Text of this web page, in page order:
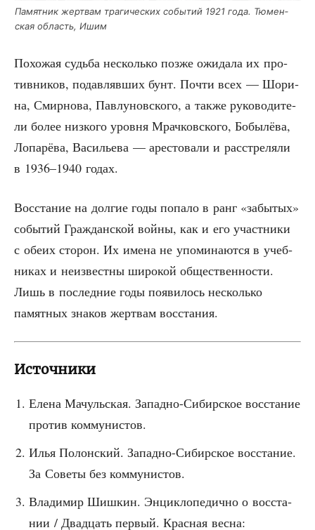
Памят­ник жерт­вам тра­ги­че­ских собы­тий 1921 года. Тюмен­
ская область, Ишим
Похо­жая судь­ба несколь­ко поз­же ожи­да­ла их про­
тив­ни­ков, подав­ляв­ших бунт. Почти всех — Шори­
на, Смир­но­ва, Пав­лу­нов­ско­го, а так­же руко­во­ди­те­
ли более низ­ко­го уров­ня Мрач­ков­ско­го, Бобы­лё­ва,
Лопа­рё­ва, Васи­лье­ва — аре­сто­ва­ли и рас­стре­ля­ли
в 1936–1940 годах.
Вос­ста­ние на дол­гие годы попа­ло в ранг «забы­тых»
собы­тий Граж­дан­ской вой­ны, как и его участ­ни­ки
с обе­их сто­рон. Их име­на не упо­ми­на­ют­ся в учеб­
ни­ках и неиз­вест­ны широ­кой обще­ствен­но­сти.
Лишь в послед­ние годы появи­лось несколь­ко
памят­ных зна­ков жерт­вам восстания.
Источники
Еле­на Мачуль­ская. Запад­но-Сибир­ское вос­ста­ние
про­тив коммунистов.
Илья Полон­ский. Запад­но-Сибир­ское вос­ста­ние.
За Сове­ты без коммунистов.
Вла­ди­мир Шиш­кин. Энцик­ло­пе­дич­но о вос­ста­
нии / Два­дцать пер­вый. Крас­ная весна: